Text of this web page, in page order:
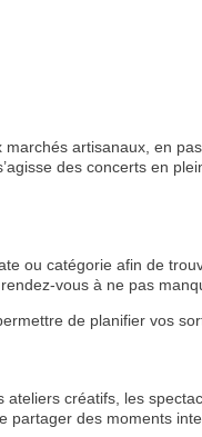
artisanaux, en
des concerts en
ou catégorie afin de
vous à ne pas
de planifier vos
ateliers créatifs, les
des moments